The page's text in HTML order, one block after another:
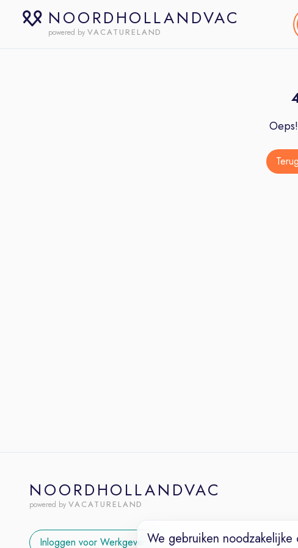
NOORDHOLLANDVAC
powered by VACATURELAND
NOORDHOLLANDVAC
powered by VACATURELAND
Inloggen voor WerkgeversWe gebruiken